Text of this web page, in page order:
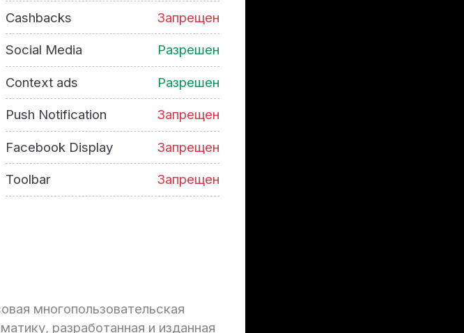
Cashbacks Запрещен
Social Media Разрешен
Context ads Разрешен
Push Notification Запрещен
Facebook Display Запрещен
Toolbar Запрещен
многопользовательская
разработанная и изданная